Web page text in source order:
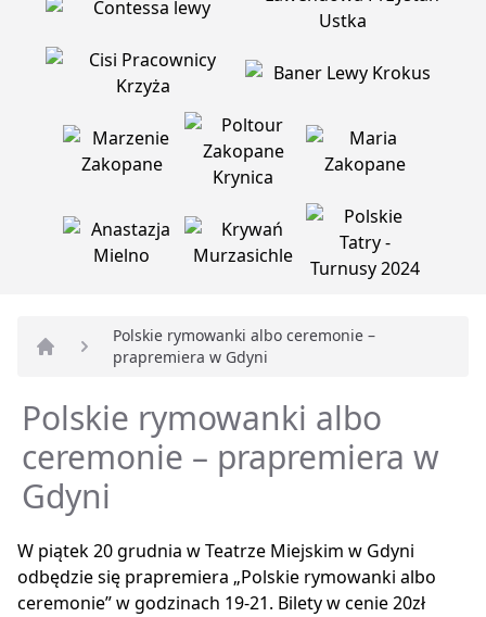
Strona główna
Polskie rymowanki albo ceremonie –
prapremiera w Gdyni
Polskie rymowanki albo
ceremonie – prapremiera w
Gdyni
W piątek 20 grudnia w Teatrze Miejskim w Gdyni
odbędzie się prapremiera „Polskie rymowanki albo
ceremonie” w godzinach 19-21. Bilety w cenie 20zł